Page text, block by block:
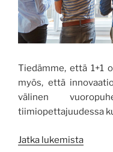
Tiedämme, että 1+1
myös, että
välinen
tiimiopettajuudessa
Jatka lukemista